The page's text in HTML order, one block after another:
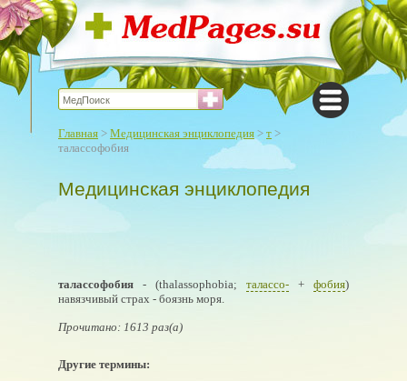
Главная > Медицинская энциклопедия > т >
талассофобия
Медицинская энциклопедия
талассофобия - (thalassophobia; талассо- + фобия)
навязчивый страх - боязнь моря.
Прочитано: 1613 раз(а)
Другие термины: